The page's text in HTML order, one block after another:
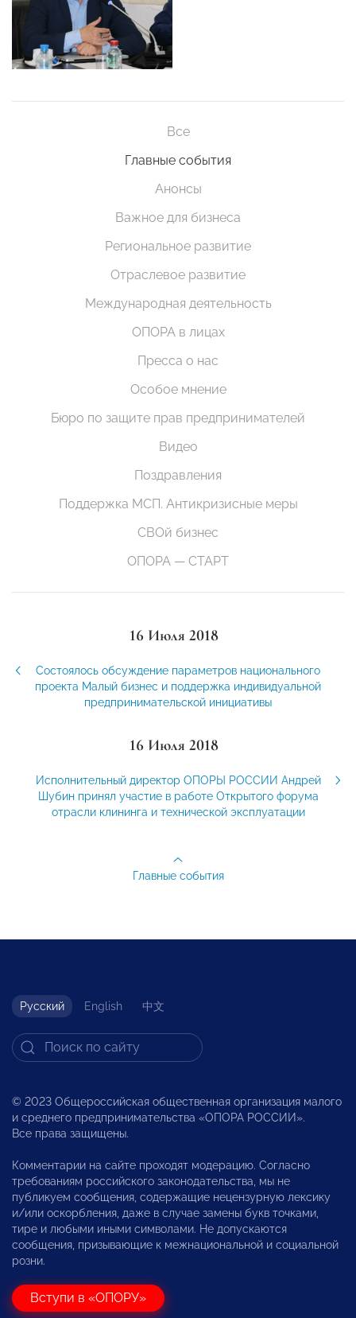
Все
Главные события
Анонсы
Важное для бизнеса
Региональное развитие
Отраслевое развитие
Международная деятельность
ОПОРА в лицах
Пресса о нас
Особое мнение
Бюро по защите прав предпринимателей
Видео
Поздравления
Поддержка МСП. Антикризисные меры
СВОй бизнес
ОПОРА — СТАРТ
16 Июля 2018
Состоялось обсуждение параметров национального
проекта Малый бизнес и поддержка индивидуальной
предпринимательской инициативы
16 Июля 2018
Исполнительный директор ОПОРЫ РОССИИ Андрей
Шубин принял участие в работе Открытого форума
отрасли клининга и технической эксплуатации
Главные события
Русский English 中文
© 2023 Общероссийская общественная организация малого
и среднего предпринимательства «ОПОРА РОССИИ».
Все права защищены.
Комментарии на сайте проходят модерацию. Согласно
требованиям российского законодательства, мы не
публикуем сообщения, содержащие нецензурную лексику
и/или оскорбления, даже в случае замены букв точками,
тире и любыми иными символами. Не допускаются
сообщения, призывающие к межнациональной и социальной
розни.
Вступи в «ОПОРУ»